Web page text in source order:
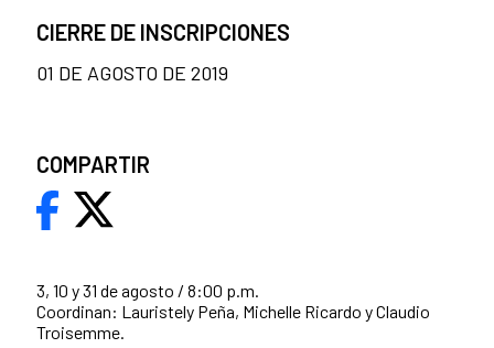
3, 10 y 31 de agosto / 8:00 p.m.
Coordinan: Lauristely Peña, Michelle Ricardo y Claudio
Troisemme.
CIERRE DE INSCRIPCIONES
01 DE AGOSTO DE 2019
COMPARTIR